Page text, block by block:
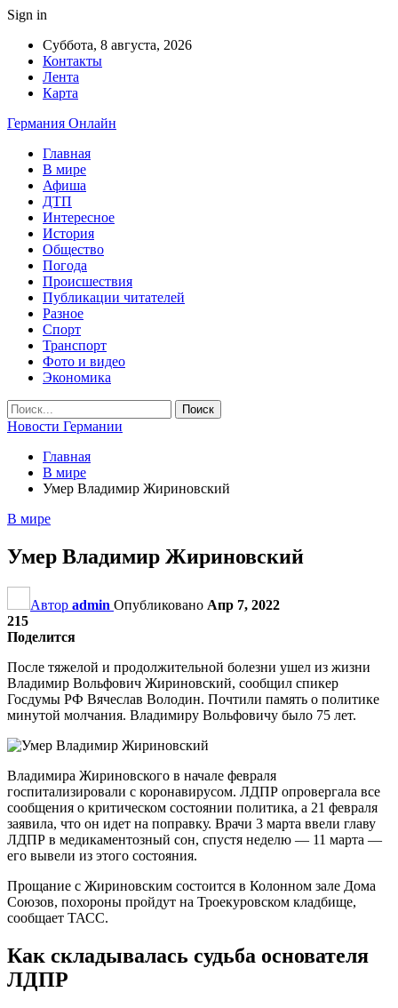
Sign in
Суббота, 8 августа, 2026
Контакты
Лента
Карта
Германия Онлайн
Главная
В мире
Афиша
ДТП
Интересное
История
Общество
Погода
Происшествия
Публикации читателей
Разное
Спорт
Транспорт
Фото и видео
Экономика
Новости Германии
Главная
В мире
Умер Владимир Жириновский
В мире
Умер Владимир Жириновский
Автор admin Опубликовано Апр 7, 2022
215
Поделится
После тяжелой и продолжительной болезни ушел из жизни
Владимир Вольфович Жириновский, сообщил спикер
Госдумы РФ Вячеслав Володин. Почтили память о политике
минутой молчания. Владимиру Вольфовичу было 75 лет.
Владимира Жириновского в начале февраля
госпитализировали с коронавирусом. ЛДПР опровергала все
сообщения о критическом состоянии политика, а 21 февраля
заявила, что он идет на поправку. Врачи 3 марта ввели главу
ЛДПР в медикаментозный сон, спустя неделю — 11 марта —
его вывели из этого состояния.
Прощание с Жириновским состоится в Колонном зале Дома
Союзов, похороны пройдут на Троекуровском кладбище,
сообщает ТАСС.
Как складывалась судьба основателя
ЛДПР